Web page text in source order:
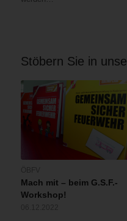
Stöbern Sie in
Mach mit – beim G.S.F.-
Workshop!